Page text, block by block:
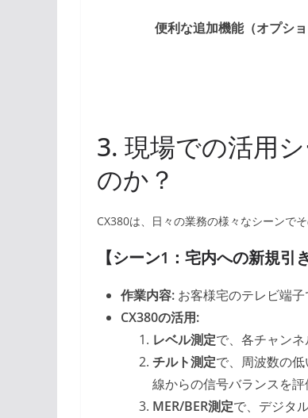
便利な追加機能（オプショ
3. 現場での活用
のか？
CX380は、日々の業務の様々なシーンでそ
【シーン1：宅内への新規引
作業内容: お客様宅のテレビ端子
CX380の活用:
レベル測定で、各チャン
チルト測定で、周波数の
線からの信号バランスを評
MER/BER測定で、デジタ